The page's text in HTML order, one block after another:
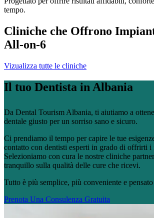
tempo.
Cliniche che Offrono
All-on-6
Vizualizza tutte le cliniche
Il tuo Dentista in Albania
Da Dental Tourism Albania, ti aiutiamo a
dentale giusto per un sorriso sano e sicuro.
Ci prendiamo il tempo per capire le tue
contatto con dentisti esperti in grado di offrirti
Selezioniamo con cura le nostre cliniche
tranquillo sulla qualità delle cure che ricevi.
Tutto è più semplice, più conveniente e
Prenota Una Consulenza Gratuita